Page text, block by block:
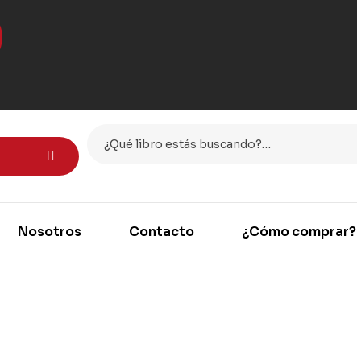
Nosotros Contacto ¿Cómo comprar?